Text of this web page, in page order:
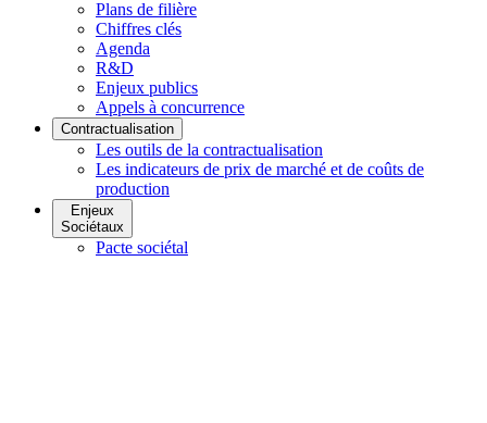
Plans de filière
Chiffres clés
Agenda
R&D
Enjeux publics
Appels à concurrence
Contractualisation
Les outils de la contractualisation
Les indicateurs de prix de marché et de coûts de
production
Enjeux
Sociétaux
Pacte sociétal